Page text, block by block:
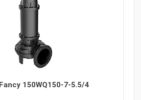
150WQ150-7-5.5/4